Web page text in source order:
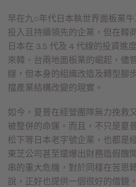
早在九○年代日本執世界面板業
投入且持續領先的企業，但在韓
日本在 3.5 代及 4 代線的投資進
來韓、台兩地面板業的崛起，儘
線，但本身的組織改造及轉型腳
擋產業結構改變的現實。
如今，夏普在經營團隊無力挽救
被整併的命運。而且，不只是夏
松下等日本老字號企業，也都是
東芝公司甚至還爆出財務造假醜
串的重大危機，對於同樣在苦思
說，正好也提供一個很好的借鏡。